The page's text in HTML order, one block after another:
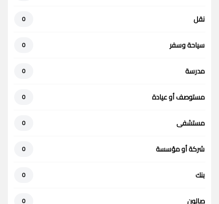
نقل 0
سياحة وسفر 0
مدرسة 0
مستوصف أو عيادة 0
مستشفى 0
شركة أو مؤسسة 0
بنك 0
صالون 0